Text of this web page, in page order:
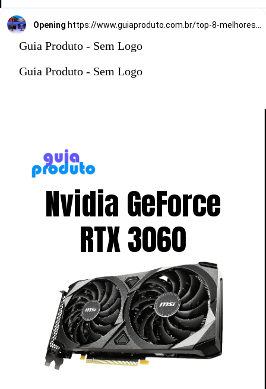
Opening
Guia Produto - Sem Logo
Guia Produto - Sem Logo
Nvidia GeForce
RTX 3060